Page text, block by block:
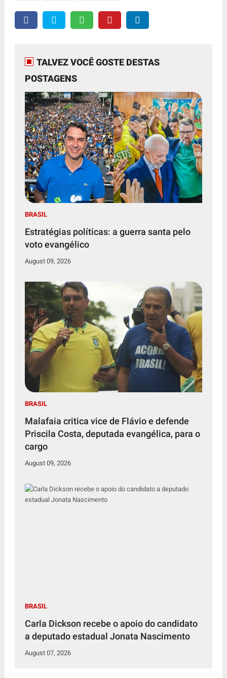
TALVEZ VOCÊ GOSTE DESTAS
POSTAGENS
BRASIL
Estratégias políticas: a guerra santa pelo
voto evangélico
August 09, 2026
BRASIL
Malafaia critica vice de Flávio e defende
Priscila Costa, deputada evangélica, para o
cargo
August 09, 2026
BRASIL
Carla Dickson recebe o apoio do candidato
a deputado estadual Jonata Nascimento
August 07, 2026